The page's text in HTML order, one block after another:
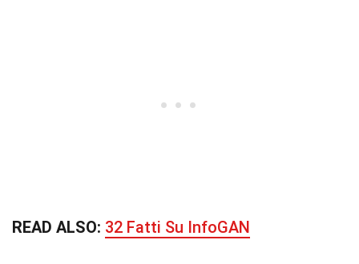
READ ALSO: 32 Fatti Su InfoGAN